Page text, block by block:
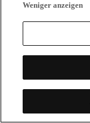
Weniger anzeigen